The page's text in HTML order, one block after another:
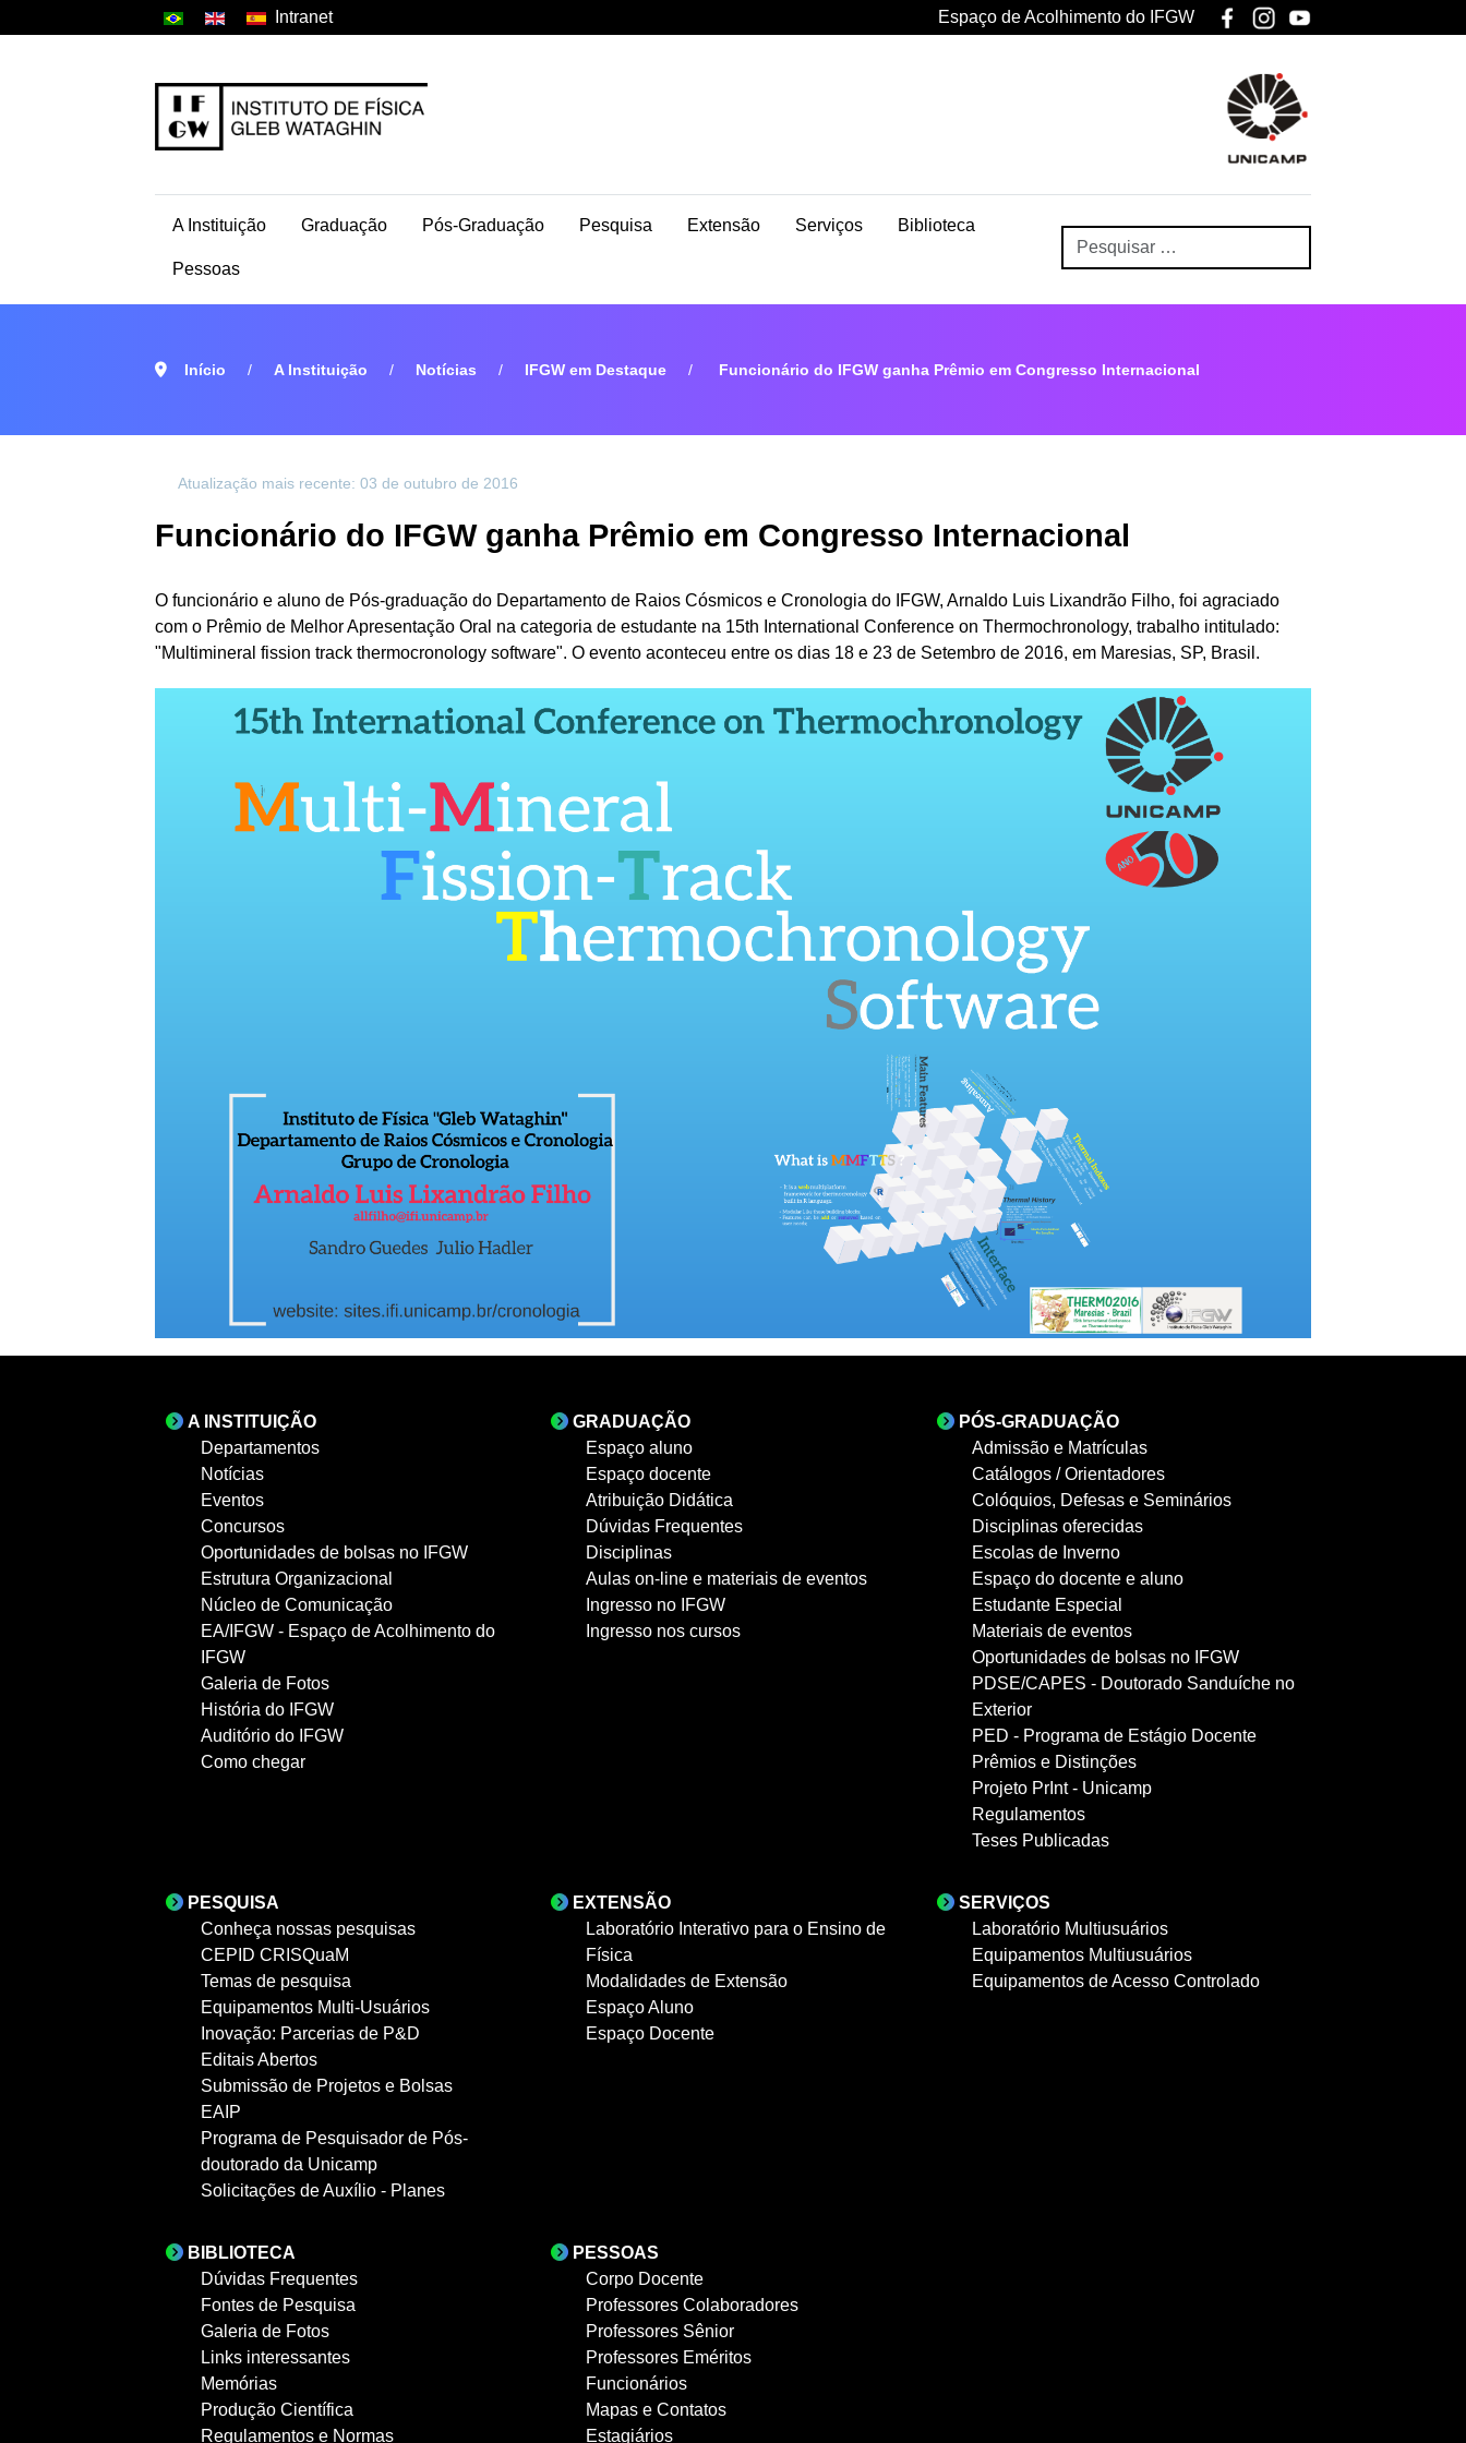
Intranet Espaço de Acolhimento do IFGW
A Instituição Graduação Pós-Graduação Pesquisa Extensão Serviços Biblioteca
Pessoas
Início A Instituição Notícias IFGW em Destaque Funcionário do IFGW ganha Prêmio em Congresso Internacional
Atualização mais recente: 03 de outubro de 2016
Funcionário do IFGW ganha Prêmio em Congresso Internacional
O funcionário e aluno de Pós-graduação do Departamento de Raios Cósmicos e Cronologia do IFGW, Arnaldo Luis Lixandrão Filho, foi agraciado
com o Prêmio de Melhor Apresentação Oral na categoria de estudante na 15th International Conference on Thermochronology, trabalho intitulado:
"Multimineral fission track thermocronology software". O evento aconteceu entre os dias 18 e 23 de Setembro de 2016, em Maresias, SP, Brasil.
A INSTITUIÇÃO
Departamentos
Notícias
Eventos
Concursos
Oportunidades de bolsas no IFGW
Estrutura Organizacional
Núcleo de Comunicação
EA/IFGW - Espaço de Acolhimento do
IFGW
Galeria de Fotos
História do IFGW
Auditório do IFGW
Como chegar
GRADUAÇÃO
Espaço aluno
Espaço docente
Atribuição Didática
Dúvidas Frequentes
Disciplinas
Aulas on-line e materiais de eventos
Ingresso no IFGW
Ingresso nos cursos
PÓS-GRADUAÇÃO
Admissão e Matrículas
Catálogos / Orientadores
Colóquios, Defesas e Seminários
Disciplinas oferecidas
Escolas de Inverno
Espaço do docente e aluno
Estudante Especial
Materiais de eventos
Oportunidades de bolsas no IFGW
PDSE/CAPES - Doutorado Sanduíche no
Exterior
PED - Programa de Estágio Docente
Prêmios e Distinções
Projeto PrInt - Unicamp
Regulamentos
Teses Publicadas
PESQUISA
Conheça nossas pesquisas
CEPID CRISQuaM
Temas de pesquisa
Equipamentos Multi-Usuários
Inovação: Parcerias de P&D
Editais Abertos
Submissão de Projetos e Bolsas
EAIP
Programa de Pesquisador de Pós-
doutorado da Unicamp
Solicitações de Auxílio - Planes
EXTENSÃO
Laboratório Interativo para o Ensino de
Física
Modalidades de Extensão
Espaço Aluno
Espaço Docente
SERVIÇOS
Laboratório Multiusuários
Equipamentos Multiusuários
Equipamentos de Acesso Controlado
BIBLIOTECA
Dúvidas Frequentes
Fontes de Pesquisa
Galeria de Fotos
Links interessantes
Memórias
Produção Científica
Regulamentos e Normas
PESSOAS
Corpo Docente
Professores Colaboradores
Professores Sênior
Professores Eméritos
Funcionários
Mapas e Contatos
Estagiários